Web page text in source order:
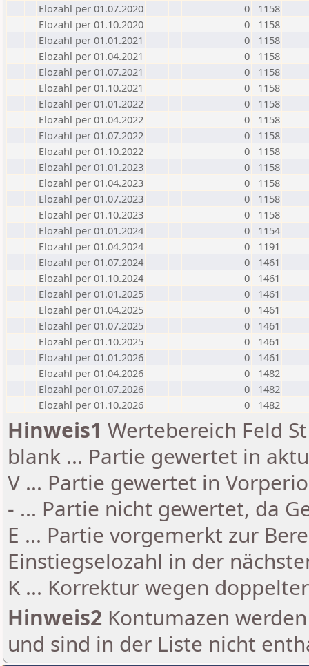
Elozahl per 01.07.2020
0
1158
Elozahl per 01.10.2020
0
1158
Elozahl per 01.01.2021
0
1158
Elozahl per 01.04.2021
0
1158
Elozahl per 01.07.2021
0
1158
Elozahl per 01.10.2021
0
1158
Elozahl per 01.01.2022
0
1158
Elozahl per 01.04.2022
0
1158
Elozahl per 01.07.2022
0
1158
Elozahl per 01.10.2022
0
1158
Elozahl per 01.01.2023
0
1158
Elozahl per 01.04.2023
0
1158
Elozahl per 01.07.2023
0
1158
Elozahl per 01.10.2023
0
1158
Elozahl per 01.01.2024
0
1154
Elozahl per 01.04.2024
0
1191
Elozahl per 01.07.2024
0
1461
Elozahl per 01.10.2024
0
1461
Elozahl per 01.01.2025
0
1461
Elozahl per 01.04.2025
0
1461
Elozahl per 01.07.2025
0
1461
Elozahl per 01.10.2025
0
1461
Elozahl per 01.01.2026
0
1461
Elozahl per 01.04.2026
0
1482
Elozahl per 01.07.2026
0
1482
Elozahl per 01.10.2026
0 1482
Hinweis1 Wertebereich Feld
blank ... Partie gewertet in
V ... Partie gewertet in
- ... Partie nicht gewertet, da
E ... Partie vorgemerkt zur
Einstiegselozahl in der
K ... Korrektur wegen
Hinweis2 Kontumazen
und sind in der Liste nicht